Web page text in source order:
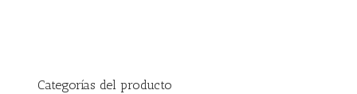
Categorías del producto